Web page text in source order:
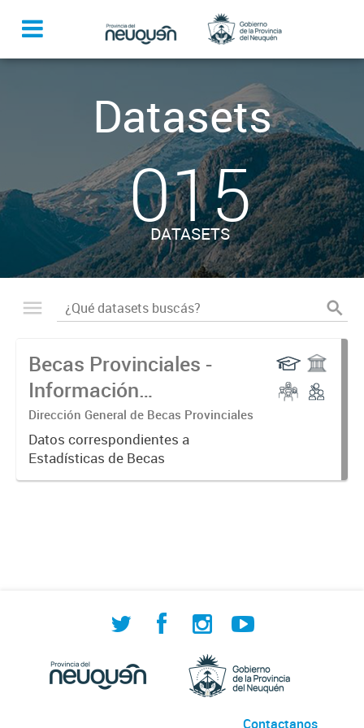
Datasets
015
DATASETS
Becas Provinciales -
Información
Consolidada
Dirección General de Becas Provinciales
Datos correspondientes a
Estadísticas de Becas
Contactanos